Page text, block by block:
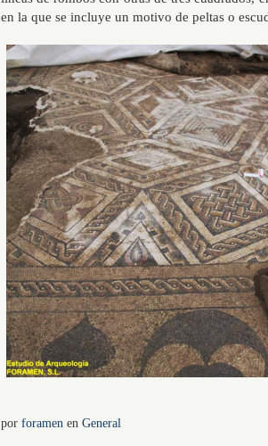
en la que se incluye un motivo de peltas o
por foramenen General